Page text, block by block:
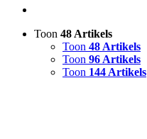
Toon 48 Artikels
Toon 48 Artikels
Toon 96 Artikels
Toon 144 Artikels